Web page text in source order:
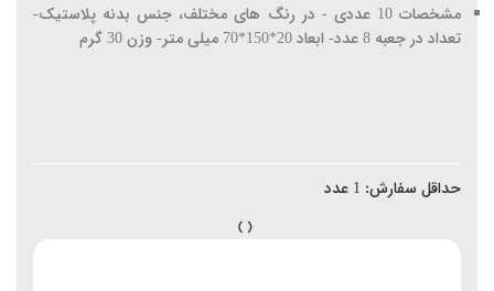
مشخصات 10 عددی - در رنگ های مختلف، جنس بدنه پلاستیک-
تعداد در جعبه 8 عدد- ابعاد 20*150*70 میلی متر- وزن 30 گرم
حداقل سفارش: 1 عدد